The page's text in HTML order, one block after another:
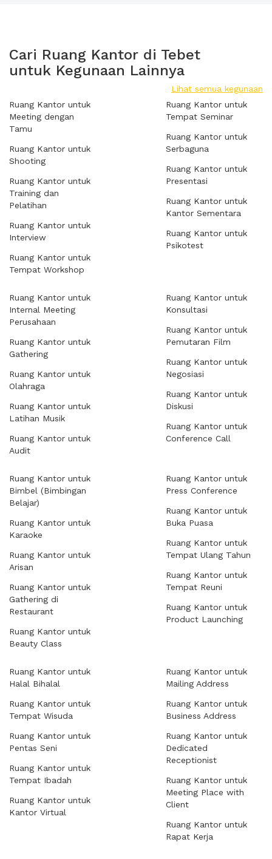
Cari Ruang Kantor di Tebet
untuk Kegunaan Lainnya
Lihat semua kegunaan
Ruang Kantor untuk
Meeting dengan
Tamu
Ruang Kantor untuk
Shooting
Ruang Kantor untuk
Training dan
Pelatihan
Ruang Kantor untuk
Interview
Ruang Kantor untuk
Tempat Workshop
Ruang Kantor untuk
Tempat Seminar
Ruang Kantor untuk
Serbaguna
Ruang Kantor untuk
Presentasi
Ruang Kantor untuk
Kantor Sementara
Ruang Kantor untuk
Psikotest
Ruang Kantor untuk
Internal Meeting
Perusahaan
Ruang Kantor untuk
Gathering
Ruang Kantor untuk
Olahraga
Ruang Kantor untuk
Latihan Musik
Ruang Kantor untuk
Audit
Ruang Kantor untuk
Konsultasi
Ruang Kantor untuk
Pemutaran Film
Ruang Kantor untuk
Negosiasi
Ruang Kantor untuk
Diskusi
Ruang Kantor untuk
Conference Call
Ruang Kantor untuk
Bimbel (Bimbingan
Belajar)
Ruang Kantor untuk
Karaoke
Ruang Kantor untuk
Arisan
Ruang Kantor untuk
Gathering di
Restaurant
Ruang Kantor untuk
Beauty Class
Ruang Kantor untuk
Press Conference
Ruang Kantor untuk
Buka Puasa
Ruang Kantor untuk
Tempat Ulang Tahun
Ruang Kantor untuk
Tempat Reuni
Ruang Kantor untuk
Product Launching
Ruang Kantor untuk
Halal Bihalal
Ruang Kantor untuk
Tempat Wisuda
Ruang Kantor untuk
Pentas Seni
Ruang Kantor untuk
Tempat Ibadah
Ruang Kantor untuk
Kantor Virtual
Ruang Kantor untuk
Mailing Address
Ruang Kantor untuk
Business Address
Ruang Kantor untuk
Dedicated
Receptionist
Ruang Kantor untuk
Meeting Place with
Client
Ruang Kantor untuk
Rapat Kerja